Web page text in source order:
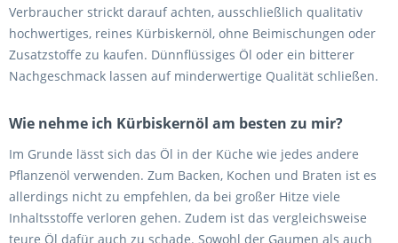
Verbraucher strickt darauf achten, ausschließlich qualitativ
hochwertiges, reines Kürbiskernöl, ohne Beimischungen oder
Zusatzstoffe zu kaufen. Dünnflüssiges Öl oder ein bitterer
Nachgeschmack lassen auf minderwertige Qualität schließen.
Wie nehme ich Kürbiskernöl am besten zu mir?
Im Grunde lässt sich das Öl in der Küche wie jedes andere
Pflanzenöl verwenden. Zum Backen, Kochen und Braten ist es
allerdings nicht zu empfehlen, da bei großer Hitze viele
Inhaltsstoffe verloren gehen. Zudem ist das vergleichsweise
teure Öl dafür auch zu schade. Sowohl der Gaumen als auch